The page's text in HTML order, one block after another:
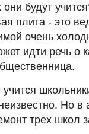
они будут
плита - это
очень
идти речь о
учится
Но в
трех школ